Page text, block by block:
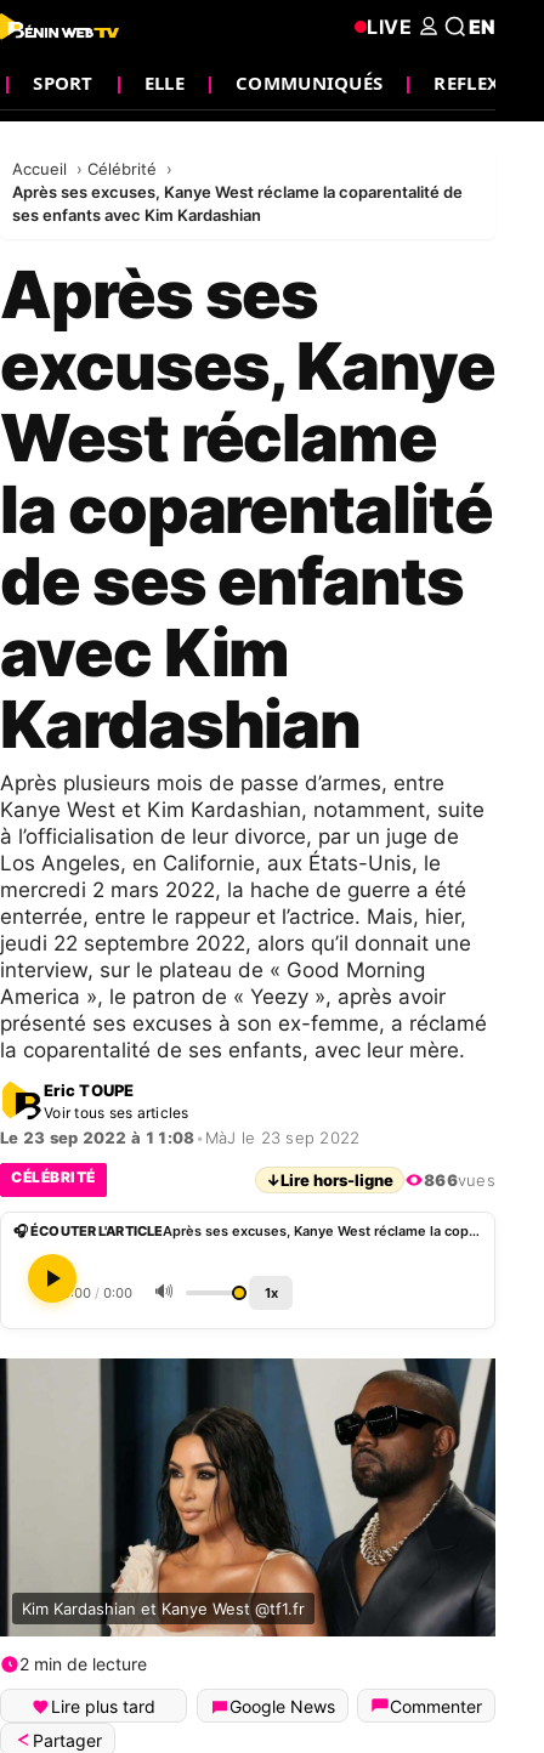
SPORT ELLE COMMUNIQUÉS REFLEXION
LIVE EN
Accueil
Célébrité
Après ses excuses, Kanye West réclame la coparentalité de
ses enfants avec Kim Kardashian
Après ses
excuses, Kanye
West réclame
la coparentalité
de ses enfants
avec Kim
Kardashian
Après plusieurs mois de passe d’armes, entre
Kanye West et Kim Kardashian, notamment, suite
à l’officialisation de leur divorce, par un juge de
Los Angeles, en Californie, aux États-Unis, le
mercredi 2 mars 2022, la hache de guerre a été
enterrée, entre le rappeur et l’actrice. Mais, hier,
jeudi 22 septembre 2022, alors qu’il donnait une
interview, sur le plateau de « Good Morning
America », le patron de « Yeezy », après avoir
présenté ses excuses à son ex-femme, a réclamé
la coparentalité de ses enfants, avec leur mère.
Eric TOUPE
Voir tous ses articles
Le 23 sep 2022 à 11:08• MàJ le 23 sep 2022
CÉLÉBRITÉ ↓Lire hors-ligne 866vues
🎧 ÉCOUTER L'ARTICLE Après ses excuses, Kanye West réclame la coparentalité de ses enfants avec Kim Kardashian
0:00 / 0:00 🔊 1x
Kim Kardashian et Kanye West @tf1.fr
2 min de lecture
Lire plus tard Google News
Commenter
Partager